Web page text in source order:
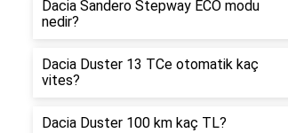
Dacia Sandero Stepway ECO modu
nedir?
Dacia Duster 13 TCe otomatik kaç
vites?
Dacia Duster 100 km kaç TL?